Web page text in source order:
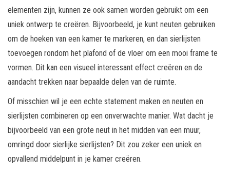
elementen zijn, kunnen ze ook samen worden gebruikt om een
uniek ontwerp te creëren. Bijvoorbeeld, je kunt neuten gebruiken
om de hoeken van een kamer te markeren, en dan sierlijsten
toevoegen rondom het plafond of de vloer om een mooi frame te
vormen. Dit kan een visueel interessant effect creëren en de
aandacht trekken naar bepaalde delen van de ruimte.
Of misschien wil je een echte statement maken en neuten en
sierlijsten combineren op een onverwachte manier. Wat dacht je
bijvoorbeeld van een grote neut in het midden van een muur,
omringd door sierlijke sierlijsten? Dit zou zeker een uniek en
opvallend middelpunt in je kamer creëren.